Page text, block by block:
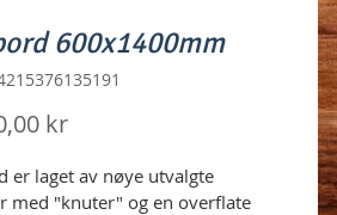
600x1400mm
krPris
er laget av nøye utvalgte
med "knuter" og en overflate